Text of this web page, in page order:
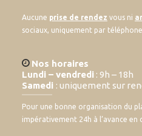
Aucune prise de rendez vous ni
sociaux, uniquement par
Nos horaires
Lundi – vendredi : 9h – 18h
Samedi : uniquement sur
Pour une bonne organisation du
impérativement 24h à l’avance en